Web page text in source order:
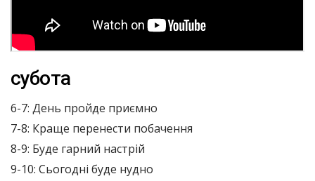
субота
6-7: День пройде приємно
7-8: Краще перенести побачення
8-9: Буде гарний настрій
9-10: Сьогодні буде нудно